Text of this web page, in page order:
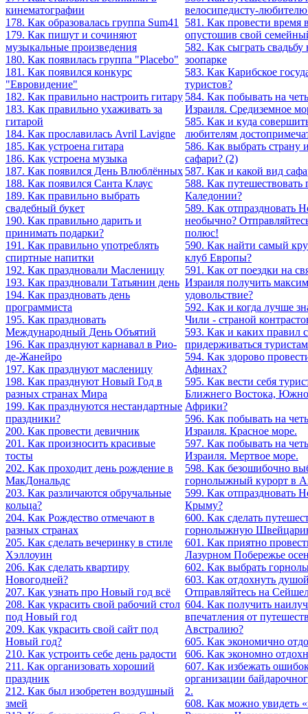
кинематографии
178. Как образовалась группа Sum41
179. Как пишут и сочиняют
музыкальные произведения
180. Как появилась группа "Placebo"
181. Как появился конкурс
"Евровидение"
182. Как правильно настроить гитару
183. Как правильно ухаживать за
гитарой
184. Как прославилась Avril Lavigne
185. Как устроена гитара
186. Как устроена музыка
187. Как появился День Влюблённых
188. Как появился Санта Клаус
189. Как правильно выбрать
свадебный букет
190. Как правильно дарить и
принимать подарки?
191. Как правильно употреблять
спиртные напитки
192. Как праздновали Масленицу
193. Как праздновали Татьянин день
194. Как праздновать день
программиста
195. Как праздновать
Международный День Объятий
196. Как празднуют карнавал в Рио-
де-Жанейро
197. Как празднуют масленицу
198. Как празднуют Новый Год в
разных странах Мира
199. Как празднуются нестандартные
праздники?
200. Как провести девичник
201. Как произносить красивые
тосты
202. Как проходит день рождение в
МакДональдс
203. Как различаются обручальные
кольца?
204. Как Рождество отмечают в
разных странах
205. Как сделать вечеринку в стиле
Хэллоуин
206. Как сделать квартиру
Новогодней?
207. Как узнать про Новый год всё
208. Как украсить свой рабочий стол
под Новый год
209. Как украсить свой сайт под
Новый год?
210. Как устроить себе день радости
211. Как oрганизовать хороший
праздник
212. Как был изобретен воздушный
змей
велосипедисту-
581. Как провести время
опустошив свой
582. Как сыграть
зоопарке
583. Как Карибское
туристов?
584. Как побывать на
Израиля. Средиземное
585. Как и куда
любителям
586. Как выбрать страну
сафари? (2)
587. Как и какой вид
588. Как
Каледонии?
589. Как отпраздновать
необычно?
полюс!
590. Как найти самый
клуб Европы?
591. Как от поездки на
Израиля получить
удовольствие?
592. Как и когда лучше
Чили - страной
593. Как и каких правил
придерживаться
594. Как здорово
Афинах?
595. Как вести себя
Ближнего Востока,
Африки?
596. Как побывать на
Израиля. Красное море.
597. Как побывать на
Израиля. Мертвое море.
598. Как безошибочно
горнолыжный курорт в
599. Как отпраздновать
Крыму?
600. Как сделать
горнолыжную
601. Как приятно
Лазурном Побережье
602. Как выбрать
603. Как отдохнуть
Отправляйтесь на
604. Как получить
впечатления от
Австралию?
605. Как экономично
606. Как экономно
607. Как избежать
организации
2.
608. Как можно увидеть